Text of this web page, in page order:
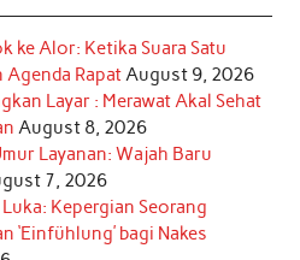
ke Alor: Ketika Suara Satu
Agenda RapatAugust 9, 2026
Layar : Merawat Akal Sehat
August 8, 2026
Layanan: Wajah Baru
7, 2026
Kepergian Seorang
‘Einfühlung’ bagi Nakes